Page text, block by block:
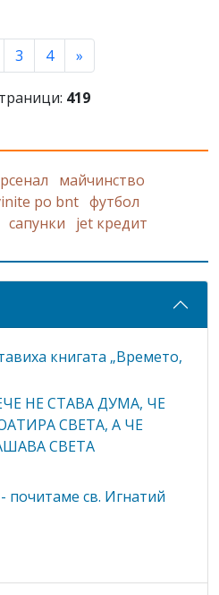
3 4 »
419
майчинство
po bnt футбол
сапунки jet кредит
книгата „Времето,
НЕ СТАВА ДУМА, ЧЕ
СВЕТА, А ЧЕ
СВЕТА
почитаме св. Игнатий